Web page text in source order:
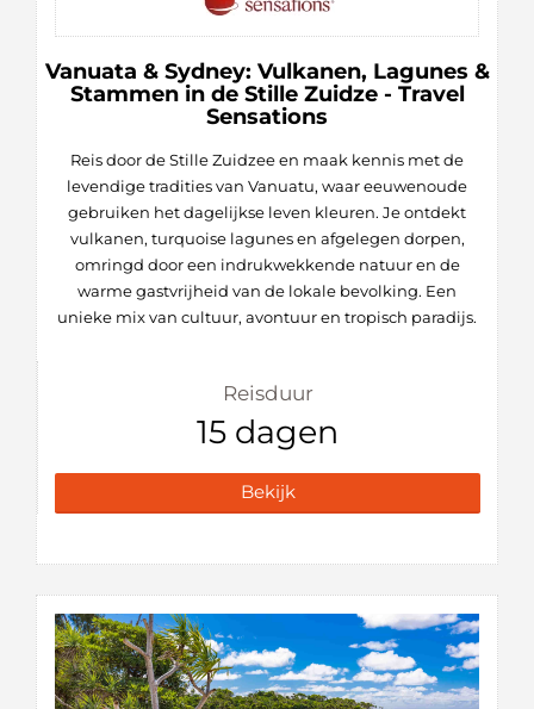
Vanuata & Sydney: Vulkanen, Lagunes &
Stammen in de Stille Zuidze - Travel
Sensations
Reis door de Stille Zuidzee en maak kennis met de
levendige tradities van Vanuatu, waar eeuwenoude
gebruiken het dagelijkse leven kleuren. Je ontdekt
vulkanen, turquoise lagunes en afgelegen dorpen,
omringd door een indrukwekkende natuur en de
warme gastvrijheid van de lokale bevolking. Een
unieke mix van cultuur, avontuur en tropisch paradijs.
Reisduur
15 dagen
Bekijk